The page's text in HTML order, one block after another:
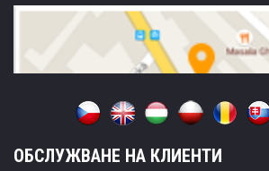
ОБСЛУЖВАНЕ НА КЛИЕНТИ